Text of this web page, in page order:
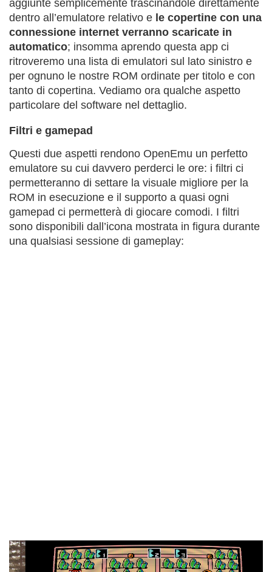
aggiunte semplicemente trascinandole direttamente
dentro all’emulatore relativo e le copertine con una
connessione internet verranno scaricate in
automatico; insomma aprendo questa app ci
ritroveremo una lista di emulatori sul lato sinistro e
per ognuno le nostre ROM ordinate per titolo e con
tanto di copertina. Vediamo ora qualche aspetto
particolare del software nel dettaglio.
Filtri e gamepad
Questi due aspetti rendono OpenEmu un perfetto
emulatore su cui davvero perderci le ore: i filtri ci
permetteranno di settare la visuale migliore per la
ROM in esecuzione e il supporto a quasi ogni
gamepad ci permetterà di giocare comodi. I filtri
sono disponibili dall’icona mostrata in figura durante
una qualsiasi sessione di gameplay: